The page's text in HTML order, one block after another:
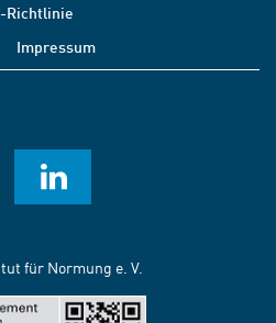
Richtlinie
Impressum
für Normung e. V.